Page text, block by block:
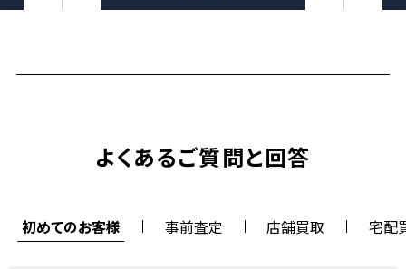
よくあるご質問と回答
初めてのお客様 事前査定 店舗買取 宅配